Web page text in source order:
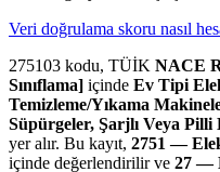
Veri doğrulama skoru nasıl
275103 kodu, TÜİK NACE
Sınıflama] içinde Ev Tipi
Temizleme/Yıkama
Süpürgeler, Şarjlı Veya
yer alır. Bu kayıt, 2751 —
içinde değerlendirilir ve 27 —